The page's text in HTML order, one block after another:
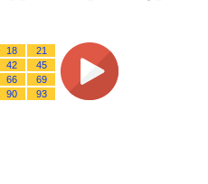
18
21
42
45
66
69
90 93